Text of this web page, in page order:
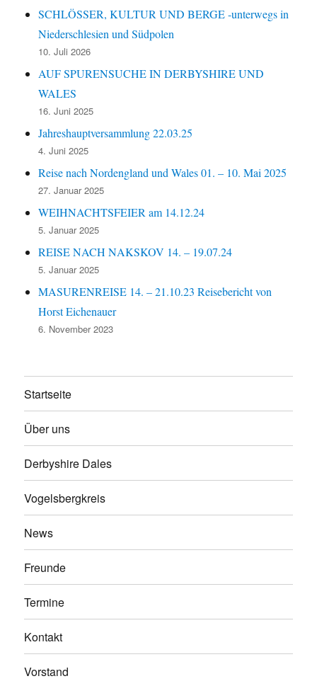
SCHLÖSSER, KULTUR UND BERGE -unterwegs in
Niederschlesien und Südpolen
10. Juli 2026
AUF SPURENSUCHE IN DERBYSHIRE UND
WALES
16. Juni 2025
Jahreshauptversammlung 22.03.25
4. Juni 2025
Reise nach Nordengland und Wales 01. – 10. Mai 2025
27. Januar 2025
WEIHNACHTSFEIER am 14.12.24
5. Januar 2025
REISE NACH NAKSKOV 14. – 19.07.24
5. Januar 2025
MASURENREISE 14. – 21.10.23 Reisebericht von
Horst Eichenauer
6. November 2023
Startseite
Über uns
Derbyshire Dales
Vogelsbergkreis
News
Freunde
Termine
Kontakt
Vorstand